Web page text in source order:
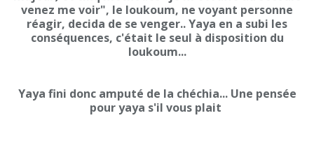
venez me voir", le loukoum, ne voyant personne
réagir, decida de se venger.. Yaya en a subi les
conséquences, c'était le seul à disposition du
loukoum...
Yaya fini donc amputé de la chéchia... Une pensée
pour yaya s'il vous plait